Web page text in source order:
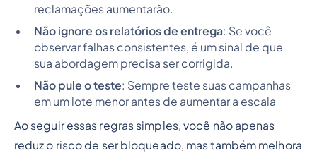
reclamações aumentarão.
Não ignore os relatórios de entrega: Se você
observar falhas consistentes, é um sinal de que
sua abordagem precisa ser corrigida.
Não pule o teste: Sempre teste suas campanhas
em um lote menor antes de aumentar a escala
Ao seguir essas regras simples, você não apenas
reduz o risco de ser bloqueado, mas também melhora